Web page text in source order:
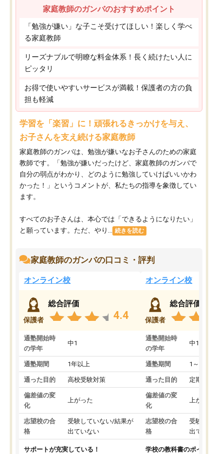
家庭教師のガンバのおすすめポイント
「勉強が嫌い」な子こそ受けてほしい！楽しく学べ
る家庭教師
リーズナブルで明瞭な料金体系！長く続けたい人に
ピッタリ
お得で使いやすいサービスが満載！保護者の方の負
担も軽減
学習を「楽習」に！頑張れるきっかけを与え、
お子さんを支え続ける家庭教師
家庭教師のガンバは、勉強が嫌いなお子さんのための家庭
教師です。「勉強が嫌いだったけど、家庭教師のガンバで
自分の弱点がわかり、どのように勉強していけばいいかわ
かった！」というコメントが、私たちの指導を象徴してい
ます。
すべてのお子さんは、本心では「できるようになりたい」
と願っています。ただ、やり...
続きを読む
家庭教師のガンバの口コミ・評判
オンライン校
保護者
総合評価
4.4
通塾開始時
の学年
中1
通塾期間 1年以上
通った目的 高校受験対策
偏差値の変
化
上がった
志望校の合
格
受験していない/結果が
出ていない
サポートが充実している！
オンライン校
保護者
総合評価
通塾開始時
の学年
中1
通塾期間 1～3ヵ月
通った目的 定期テス
偏差値の変
化
上がった
志望校の合
格
受験して
出ていな
学校の教科書のポイント